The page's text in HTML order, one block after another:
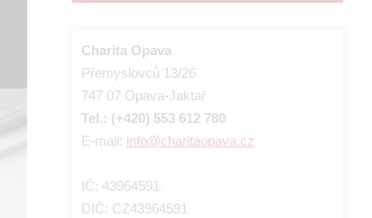
Charita Opava
Přemyslovců 13/26
747 07 Opava-Jaktař
Tel.: (+420) 553 612 780
E-mail: info@charitaopava.cz
IČ: 43964591
DIČ: CZ43964591